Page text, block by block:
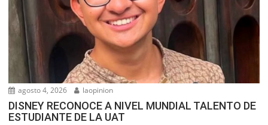
agosto 4, 2026 laopinion
DISNEY RECONOCE A NIVEL MUNDIAL TALENTO DE
ESTUDIANTE DE LA UAT